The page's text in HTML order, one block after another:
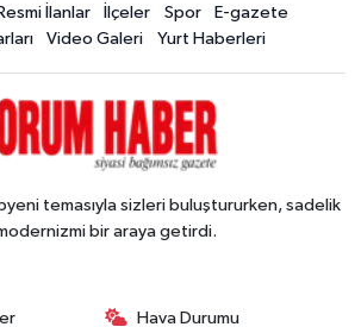
Resmi İlanlar İlçeler Spor
E-gazete
Video Galeri Yurt Haberleri
temasıyla sizleri buluştururken, sadelik
bir araya getirdi.
Hava Durumu